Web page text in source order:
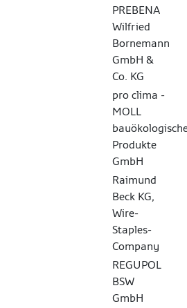
PREBENA
Wilfried
Bornemann
GmbH &
Co. KG
pro clima -
MOLL
Produkte
GmbH
Raimund
Beck KG,
Wire-
Staples-
Company
REGUPOL
BSW
GmbH